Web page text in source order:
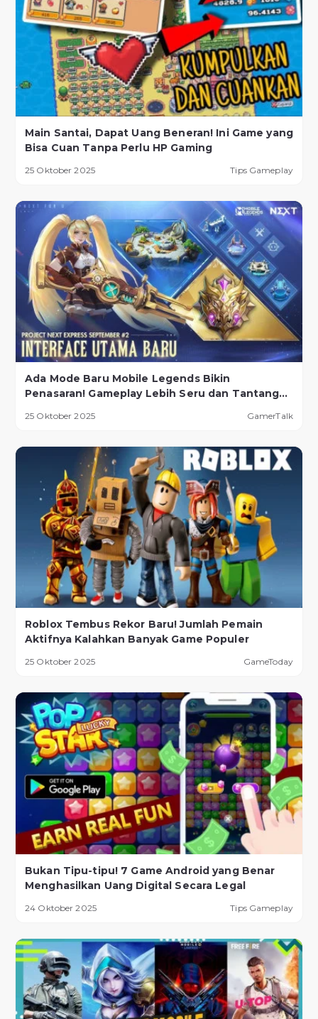
Main Santai, Dapat Uang Beneran! Ini Game yang
Bisa Cuan Tanpa Perlu HP Gaming
25 Oktober 2025 Tips Gameplay
Ada Mode Baru Mobile Legends Bikin
Penasaran! Gameplay Lebih Seru dan Tantangan
25 Oktober 2025 GamerTalk
Roblox Tembus Rekor Baru! Jumlah Pemain
Aktifnya Kalahkan Banyak Game Populer
25 Oktober 2025 GameToday
Bukan Tipu-tipu! 7 Game Android yang Benar
Menghasilkan Uang Digital Secara Legal
24 Oktober 2025 Tips Gameplay